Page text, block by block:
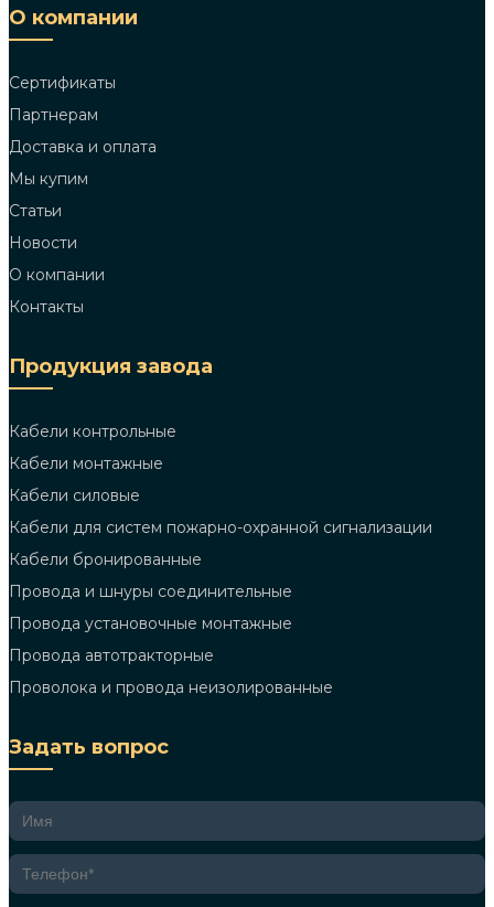
О компании
Сертификаты
Партнерам
Доставка и оплата
Мы купим
Статьи
Новости
О компании
Контакты
Продукция завода
Кабели контрольные
Кабели монтажные
Кабели силовые
Кабели для систем пожарно-охранной сигнализации
Кабели бронированные
Провода и шнуры соединительные
Провода установочные монтажные
Провода автотракторные
Проволока и провода неизолированные
Задать вопрос